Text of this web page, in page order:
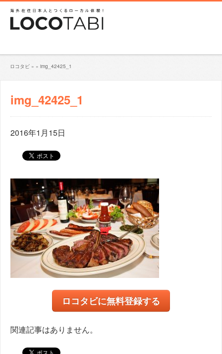
ロコタビ » » img_42425_1
img_42425_1
2016年1月15日
ロコタビに無料登録する
関連記事はありません。